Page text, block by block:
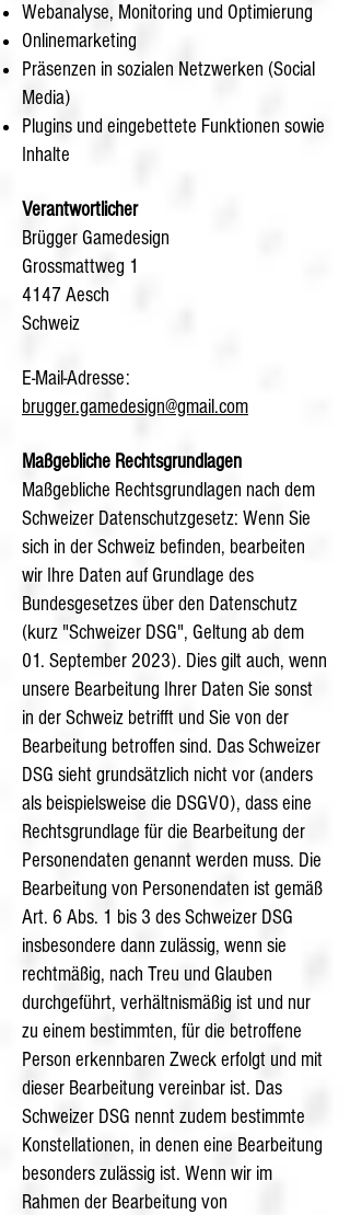
Webanalyse, Monitoring und Optimierung
Onlinemarketing
Präsenzen in sozialen Netzwerken (Social
Media)
Plugins und eingebettete Funktionen sowie
Inhalte
Verantwortlicher
Brügger Gamedesign
Grossmattweg 1
4147 Aesch
Schweiz
E-Mail-Adresse:
brugger.gamedesign@gmail.com
Maßgebliche Rechtsgrundlagen
Maßgebliche Rechtsgrundlagen nach dem
Schweizer Datenschutzgesetz: Wenn Sie
sich in der Schweiz befinden, bearbeiten
wir Ihre Daten auf Grundlage des
Bundesgesetzes über den Datenschutz
(kurz "Schweizer DSG", Geltung ab dem
01. September 2023). Dies gilt auch, wenn
unsere Bearbeitung Ihrer Daten Sie sonst
in der Schweiz betrifft und Sie von der
Bearbeitung betroffen sind. Das Schweizer
DSG sieht grundsätzlich nicht vor (anders
als beispielsweise die DSGVO), dass eine
Rechtsgrundlage für die Bearbeitung der
Personendaten genannt werden muss. Die
Bearbeitung von Personendaten ist gemäß
Art. 6 Abs. 1 bis 3 des Schweizer DSG
insbesondere dann zulässig, wenn sie
rechtmäßig, nach Treu und Glauben
durchgeführt, verhältnismäßig ist und nur
zu einem bestimmten, für die betroffene
Person erkennbaren Zweck erfolgt und mit
dieser Bearbeitung vereinbar ist. Das
Schweizer DSG nennt zudem bestimmte
Konstellationen, in denen eine Bearbeitung
besonders zulässig ist. Wenn wir im
Rahmen der Bearbeitung von